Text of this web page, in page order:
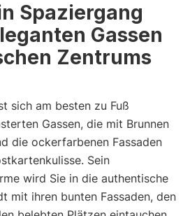
Spaziergang
Gassen
Zentrums
sich am besten zu Fuß
Gassen, die mit Brunnen
die ockerfarbenen Fassaden
Sein
wird Sie in die authentische
mit ihren bunten Fassaden, den